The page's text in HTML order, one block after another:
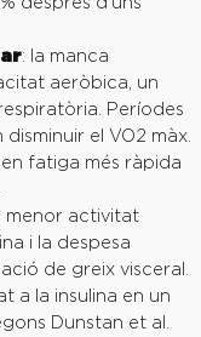
: la manca
aeròbica, un
Períodes
el VO2 màx.
fatiga més ràpida
menor activitat
i la despesa
de greix visceral.
a la insulina en un
Dunstan et al.